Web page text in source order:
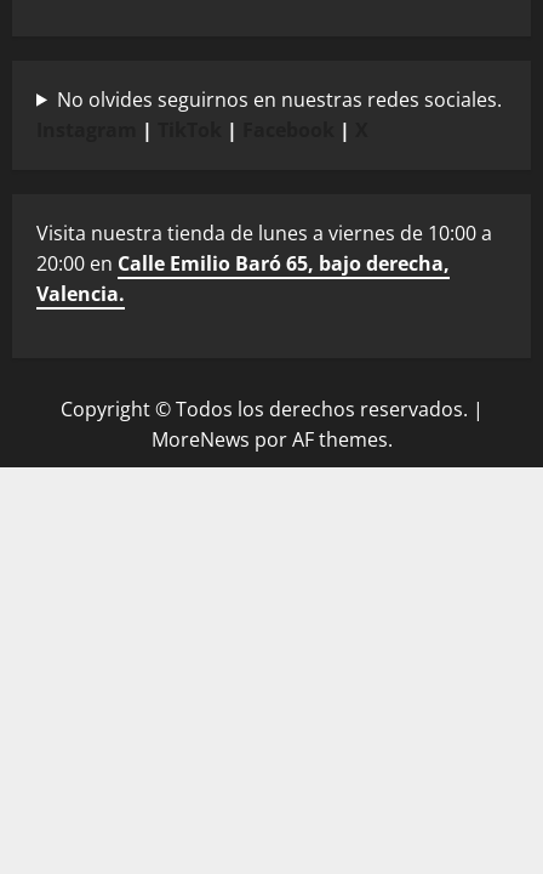
No olvides seguirnos en nuestras redes sociales.
| | |
Visita nuestra tienda de lunes a viernes de 10:00 a
20:00 en Calle Emilio Baró 65, bajo derecha,
Valencia.
Copyright © Todos los derechos reservados. |
MoreNews por AF themes.